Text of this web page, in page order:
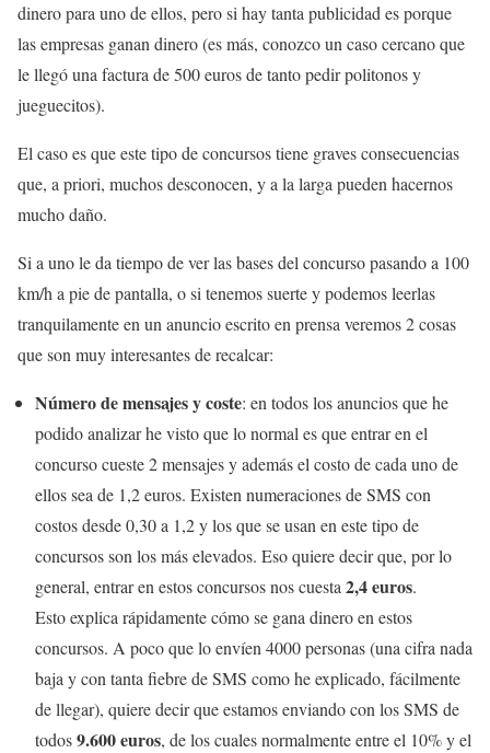
dinero para uno de ellos, pero si hay tanta publicidad es porque
las empresas ganan dinero (es más, conozco un caso cercano que
le llegó una factura de 500 euros de tanto pedir politonos y
jueguecitos).
El caso es que este tipo de concursos tiene graves consecuencias
que, a priori, muchos desconocen, y a la larga pueden hacernos
mucho daño.
Si a uno le da tiempo de ver las bases del concurso pasando a 100
km/h a pie de pantalla, o si tenemos suerte y podemos leerlas
tranquilamente en un anuncio escrito en prensa veremos 2 cosas
que son muy interesantes de recalcar:
Número de mensajes y coste: en todos los anuncios que he
podido analizar he visto que lo normal es que entrar en el
concurso cueste 2 mensajes y además el costo de cada uno de
ellos sea de 1,2 euros. Existen numeraciones de SMS con
costos desde 0,30 a 1,2 y los que se usan en este tipo de
concursos son los más elevados. Eso quiere decir que, por lo
general, entrar en estos concursos nos cuesta 2,4 euros.
Esto explica rápidamente cómo se gana dinero en estos
concursos. A poco que lo envíen 4000 personas (una cifra nada
baja y con tanta fiebre de SMS como he explicado, fácilmente
de llegar), quiere decir que estamos enviando con los SMS de
todos9.600 euros, de los cuales normalmente entre el 10% y el